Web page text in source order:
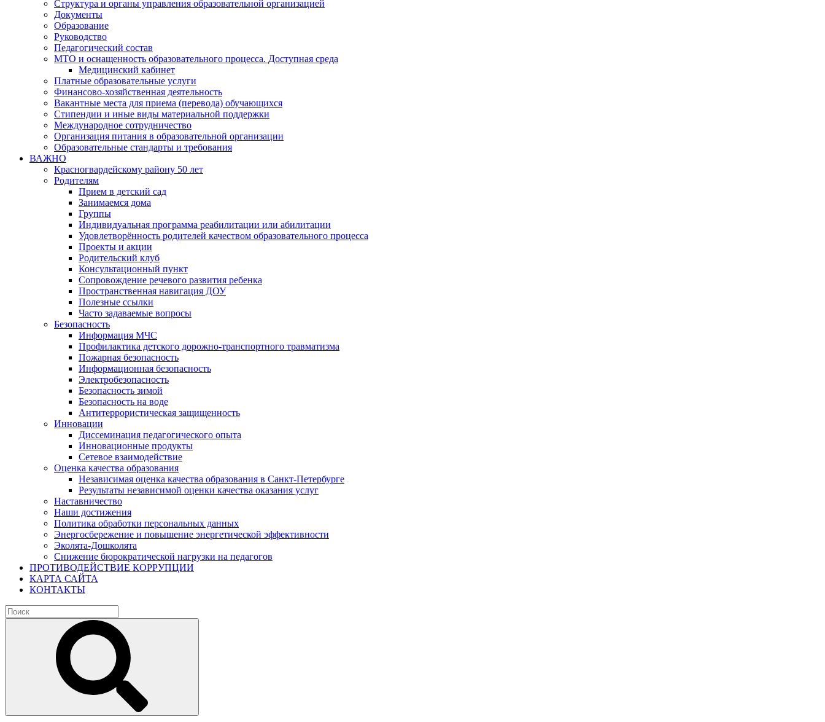
Структура и органы управления образовательной организацией
Документы
Образование
Руководство
Педагогический состав
МТО и оснащенность образовательного процесса. Доступная среда
Медицинский кабинет
Платные образовательные услуги
Финансово-хозяйственная деятельность
Вакантные места для приема (перевода) обучающихся
Стипендии и иные виды материальной поддержки
Международное сотрудничество
Организация питания в образовательной организации
Образовательные стандарты и требования
ВАЖНО
Красногвардейскому району 50 лет
Родителям
Прием в детский сад
Занимаемся дома
Группы
Индивидуальная программа реабилитации или абилитации
Удовлетворённость родителей качеством образовательного процесса
Проекты и акции
Родительский клуб
Консультационный пункт
Сопровождение речевого развития ребенка
Пространственная навигация ДОУ
Полезные ссылки
Часто задаваемые вопросы
Безопасность
Информация МЧС
Профилактика детского дорожно-транспортного травматизма
Пожарная безопасность
Информационная безопасность
Электробезопасность
Безопасность зимой
Безопасность на воде
Антитеррористическая защищенность
Инновации
Диссеминация педагогического опыта
Инновационные продукты
Сетевое взаимодействие
Оценка качества образования
Независимая оценка качества образования в Санкт-Петербурге
Результаты независимой оценки качества оказания услуг
Наставничество
Наши достижения
Политика обработки персональных данных
Энергосбережение и повышение энергетической эффективности
Эколята-Дошколята
Снижение бюрократической нагрузки на педагогов
ПРОТИВОДЕЙСТВИЕ КОРРУПЦИИ
КАРТА САЙТА
КОНТАКТЫ